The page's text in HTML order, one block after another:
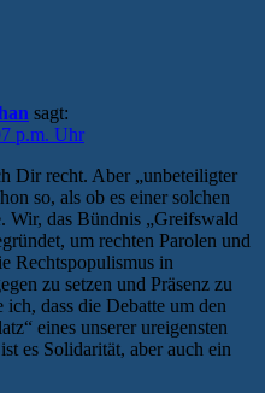
sagt:
p.m. Uhr
Dir recht. Aber „unbeteiligter
so, als ob es einer solchen
Wir, das Bündnis „Greifswald
um rechten Parolen und
Rechtspopulismus in
zu setzen und Präsenz zu
ich, dass die Debatte um den
eines unserer ureigensten
es Solidarität, aber auch ein